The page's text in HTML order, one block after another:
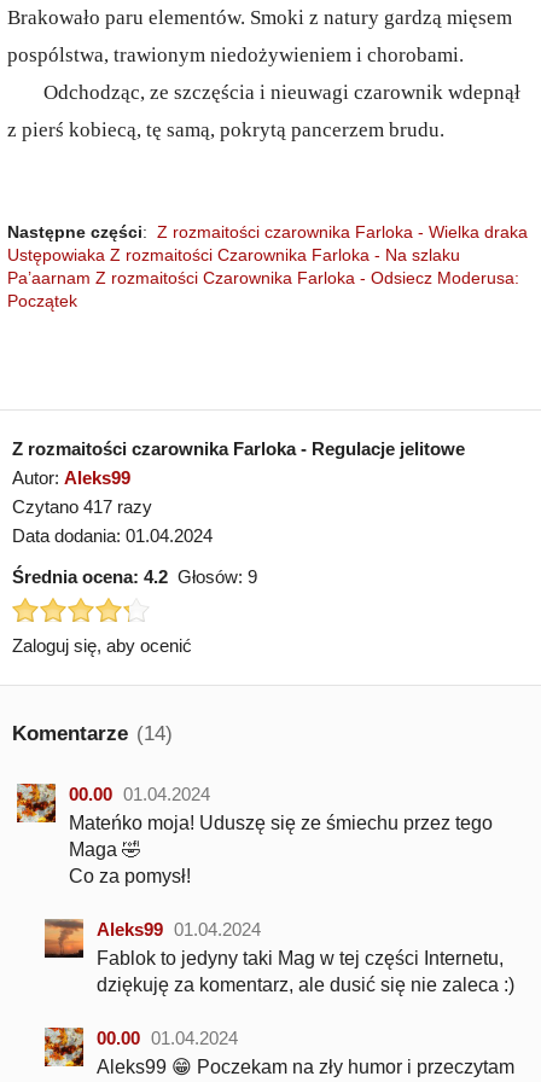
Brakowało paru elementów. Smoki z natury gardzą mięsem
pospólstwa, trawionym niedożywieniem i chorobami.
Odchodząc, ze szczęścia i nieuwagi czarownik wdepnął
z pierś kobiecą, tę samą, pokrytą pancerzem brudu.
Następne części: Z rozmaitości czarownika Farloka - Wielka draka
Ustępowiaka Z rozmaitości Czarownika Farloka - Na szlaku
Pa’aarnam Z rozmaitości Czarownika Farloka - Odsiecz Moderusa:
Początek
Z rozmaitości czarownika Farloka - Regulacje jelitowe
Autor: Aleks99
Czytano 417 razy
Data dodania: 01.04.2024
Średnia ocena: 4.2 Głosów: 9
Zaloguj się, aby ocenić
Komentarze (14)
00.00 01.04.2024
Mateńko moja! Uduszę się ze śmiechu przez tego
Maga 🤣
Co za pomysł!
Aleks99 01.04.2024
Fablok to jedyny taki Mag w tej części Internetu,
dziękuję za komentarz, ale dusić się nie zaleca :)
00.00 01.04.2024
Aleks99 😁 Poczekam na zły humor i przeczytam